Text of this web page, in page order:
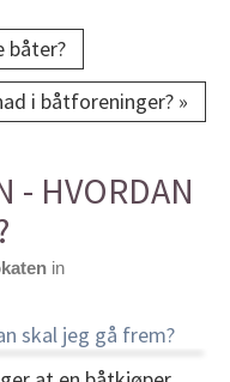
båter?
i båtforeninger? »
- HVORDAN
in